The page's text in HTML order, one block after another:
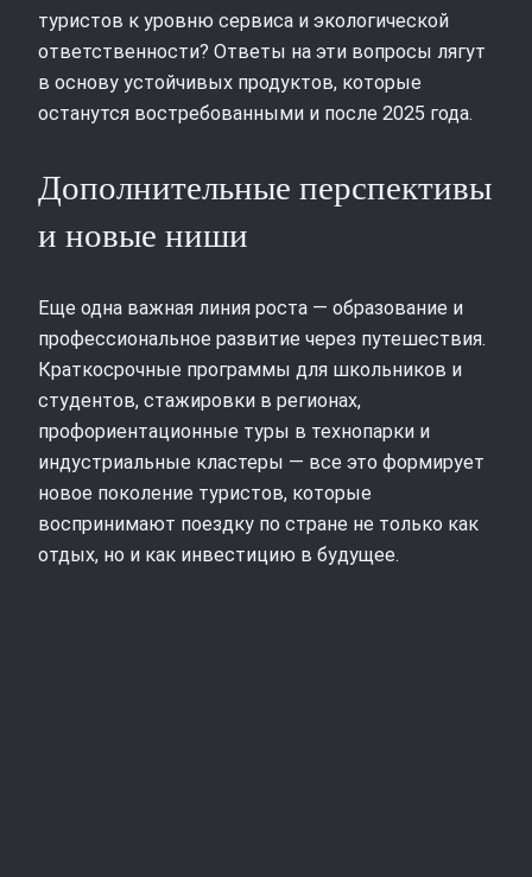
туристов к уровню сервиса и экологической
ответственности? Ответы на эти вопросы лягут
в основу устойчивых продуктов, которые
останутся востребованными и после 2025 года.
Дополнительные перспективы
и новые ниши
Еще одна важная линия роста — образование и
профессиональное развитие через путешествия.
Краткосрочные программы для школьников и
студентов, стажировки в регионах,
профориентационные туры в технопарки и
индустриальные кластеры — все это формирует
новое поколение туристов, которые
воспринимают поездку по стране не только как
отдых, но и как инвестицию в будущее.